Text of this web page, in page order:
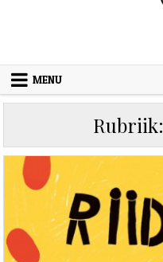
MENU
Rubriik: